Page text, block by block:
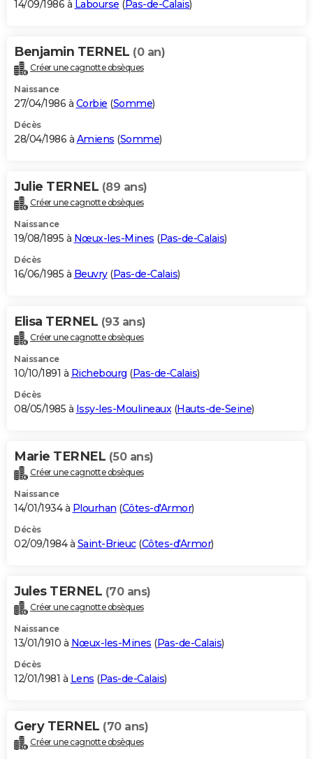
14/09/1986 à Labourse (Pas-de-Calais)
Benjamin TERNEL (0 an)
Créer une cagnotte obsèques
Naissance
27/04/1986 à Corbie (Somme)
Décès
28/04/1986 à Amiens (Somme)
Julie TERNEL (89 ans)
Créer une cagnotte obsèques
Naissance
19/08/1895 à Nœux-les-Mines (Pas-de-Calais)
Décès
16/06/1985 à Beuvry(Pas-de-Calais)
Elisa TERNEL (93 ans)
Créer une cagnotte obsèques
Naissance
10/10/1891 à Richebourg (Pas-de-Calais)
Décès
08/05/1985 à Issy-les-Moulineaux(Hauts-de-Seine)
Marie TERNEL (50 ans)
Créer une cagnotte obsèques
Naissance
14/01/1934 à Plourhan (Côtes-d'Armor)
Décès
02/09/1984 à Saint-Brieuc(Côtes-d'Armor)
Jules TERNEL (70 ans)
Créer une cagnotte obsèques
Naissance
13/01/1910 à Nœux-les-Mines (Pas-de-Calais)
Décès
12/01/1981 à Lens (Pas-de-Calais)
Gery TERNEL (70 ans)
Créer une cagnotte obsèques